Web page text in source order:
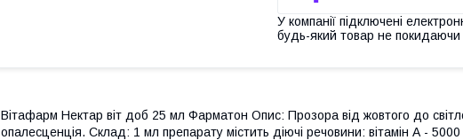
У компанії підключені
будь-який товар не покидаючи
Вітафарм Нектар віт доб 25 мл Фарматон Опис: Прозора від жовтого до
опалесценція. Склад: 1 мл препарату містить діючі речовини: вітамін А -